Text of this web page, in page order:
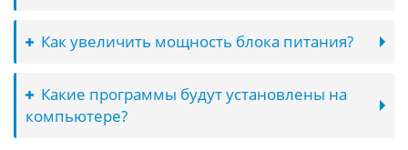
Как увеличить мощность блока питания?
Какие программы будут установлены на
компьютере?